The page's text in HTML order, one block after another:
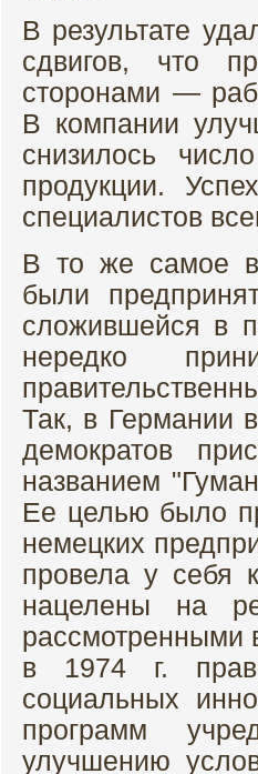
В результате
сдвигов, что
сторонами —
В компании
снизилось
продукции.
специалистов
В то же самое
были
сложившейся в
нередко
Так, в Германии
демократов
названием
Ее целью было
немецких
провела у себя
нацелены на
рассмотренными
в 1974 г.
социальных
программ
улучшению